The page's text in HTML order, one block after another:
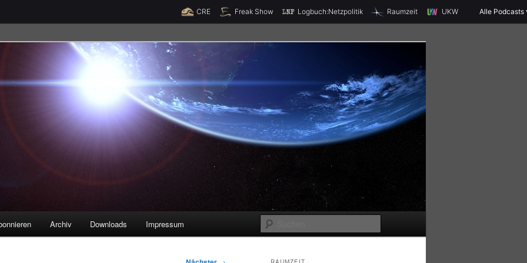
Spende jetzt!
CRE Freak Show Logbuch:Netzpolitik Raumzeit UKW Alle Podcasts
u
Archiv Downloads Impressum